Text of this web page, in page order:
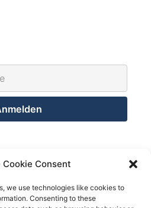
Cookie Consent
we use technologies like cookies to
Consenting to these
Group GmbH